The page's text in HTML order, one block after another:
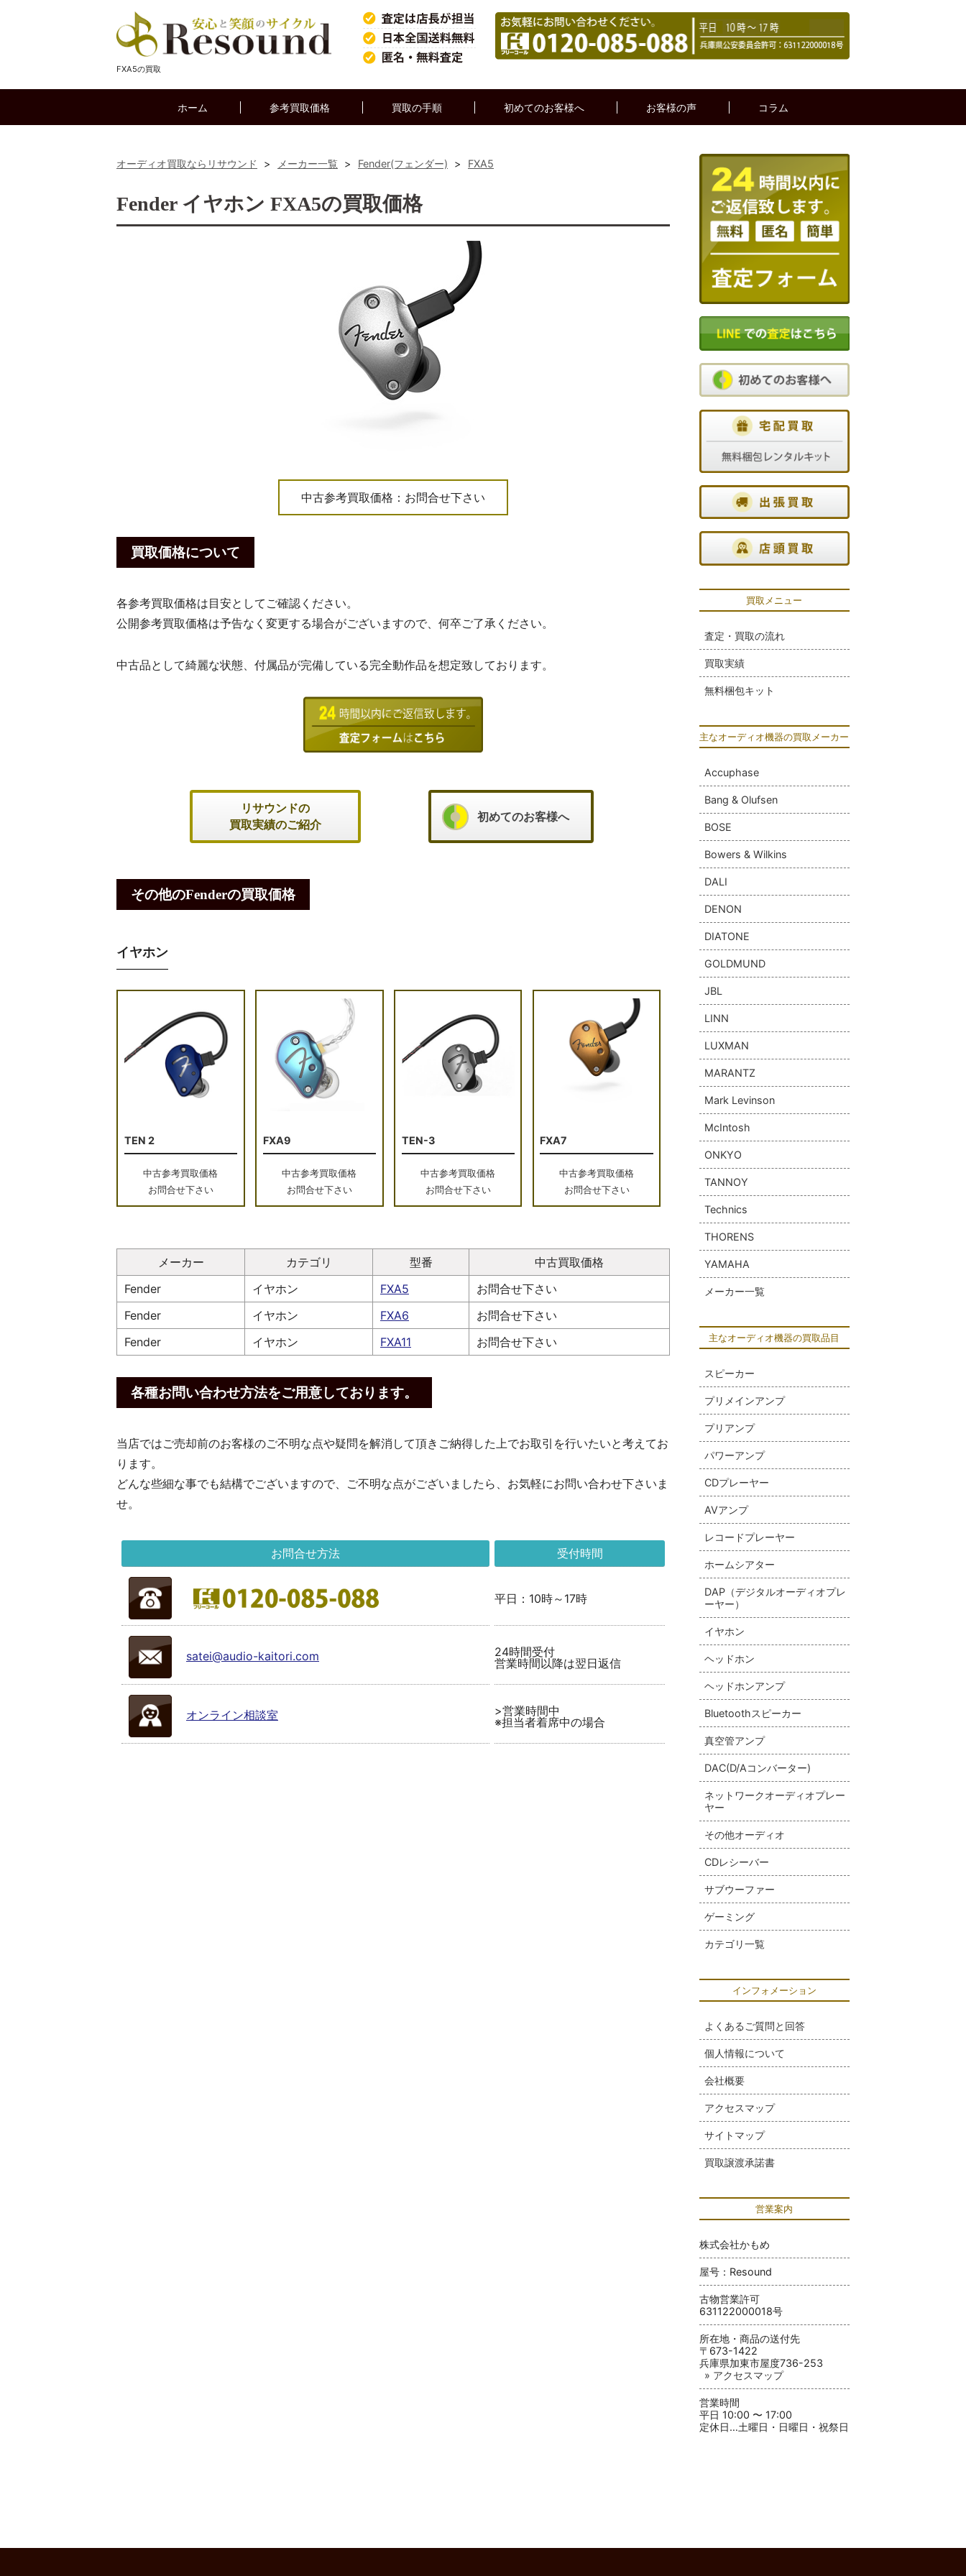
FXA5の買取
ホーム 参考買取価格 買取の手順 初めてのお客様へ お客様の声 コラム
オーディオ買取ならリサウンド > メーカー一覧 > Fender(フェンダー) > FXA5
Fender イヤホン FXA5の買取価格
中古参考買取価格：お問合せ下さい
買取価格について
各参考買取価格は目安としてご確認ください。
公開参考買取価格は予告なく変更する場合がございますので、何卒ご了承ください。
中古品として綺麗な状態、付属品が完備している完全動作品を想定致しております。
リサウンドの
買取実績のご紹介
初めてのお客様へ
その他のFenderの買取価格
イヤホン
TEN 2
中古参考買取価格
お問合せ下さい
FXA9
中古参考買取価格
お問合せ下さい
TEN-3
中古参考買取価格
お問合せ下さい
FXA7
中古参考買取価格
お問合せ下さい
メーカー カテゴリ 型番
中古買取価格
Fender
イヤホン FXA5
お問合せ下さい
Fender
イヤホン FXA6
お問合せ下さい
Fender
イヤホン FXA11 お問合せ下さい
各種お問い合わせ方法をご用意しております。
当店ではご売却前のお客様のご不明な点や疑問を解消して頂きご納得した上でお取引を行いたいと考えてお
ります。
どんな些細な事でも結構でございますので、ご不明な点がございましたら、お気軽にお問い合わせ下さいま
せ。
お問合せ方法 受付時間
平日：10時～17時
satei@audio-kaitori.com
24時間受付
営業時間以降は翌日返信
オンライン相談室
>営業時間中
※担当者着席中の場合
買取メニュー
査定・買取の流れ
買取実績
無料梱包キット
主なオーディオ機器の買取メーカー
Accuphase
Bang & Olufsen
BOSE
Bowers & Wilkins
DALI
DENON
DIATONE
GOLDMUND
JBL
LINN
LUXMAN
MARANTZ
Mark Levinson
McIntosh
ONKYO
TANNOY
Technics
THORENS
YAMAHA
メーカー一覧
主なオーディオ機器の買取品目
スピーカー
プリメインアンプ
プリアンプ
パワーアンプ
CDプレーヤー
AVアンプ
レコードプレーヤー
ホームシアター
DAP（デジタルオーディオプレ
ーヤー）
イヤホン
ヘッドホン
ヘッドホンアンプ
Bluetoothスピーカー
真空管アンプ
DAC(D/Aコンバーター)
ネットワークオーディオプレー
ヤー
その他オーディオ
CDレシーバー
サブウーファー
ゲーミング
カテゴリ一覧
インフォメーション
よくあるご質問と回答
個人情報について
会社概要
アクセスマップ
サイトマップ
買取譲渡承諾書
営業案内
株式会社かもめ
屋号：Resound
古物営業許可
631122000018号
所在地・商品の送付先
〒673-1422
兵庫県加東市屋度736-253
» アクセスマップ
営業時間
平日 10:00 〜 17:00
定休日…土曜日・日曜日・祝祭日